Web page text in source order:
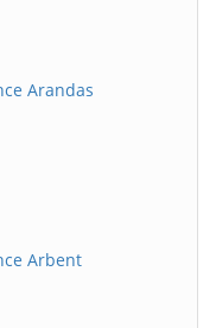
Arandas
Arbent